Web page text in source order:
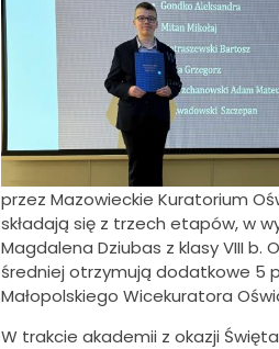
przez Mazowieckie Kuratorium
składają się z trzech etapów, w
Magdalena Dziubas z klasy VIII
średniej otrzymują dodatkowe 5
Małopolskiego Wicekuratora
W trakcie akademii z okazji